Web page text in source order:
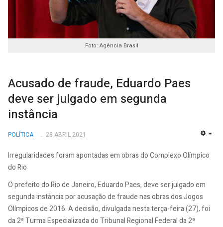
Foto: Agência Brasil
Acusado de fraude, Eduardo Paes
deve ser julgado em segunda
instância
POLÍTICA 28 ABRIL 2021
Irregularidades foram apontadas em obras do Complexo Olímpico
do Rio
O prefeito do Rio de Janeiro, Eduardo Paes, deve ser julgado em
segunda instância por acusação de fraude nas obras dos Jogos
Olímpicos de 2016. A decisão, divulgada nesta terça-feira (27), foi
da 2ª Turma Especializada do Tribunal Regional Federal da 2ª